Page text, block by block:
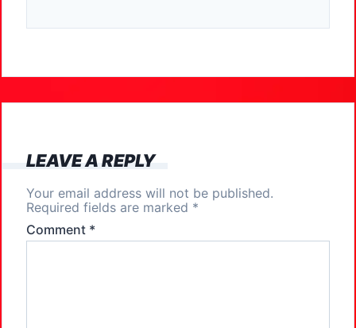
c
b
o
k
st
d
o
ai ar
LEAVE A REPLY
Your email address will not be published.
Required fields are marked *
Comment *